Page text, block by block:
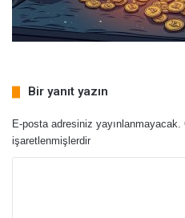
Bir yanıt yazın
E-posta adresiniz yayınlanmayacak.
işaretlenmişlerdir